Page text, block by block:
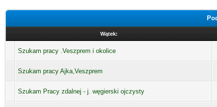
Wątek:
Szukam pracy .Veszprem i okolice
Szukam pracy Ajka,Veszprem
Szukam Pracy zdalnej - j. węgierski ojczysty